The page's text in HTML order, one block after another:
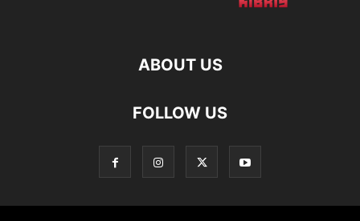
ABOUT US
FOLLOW US